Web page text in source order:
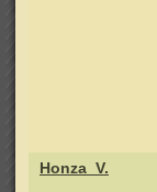
Honza_V.